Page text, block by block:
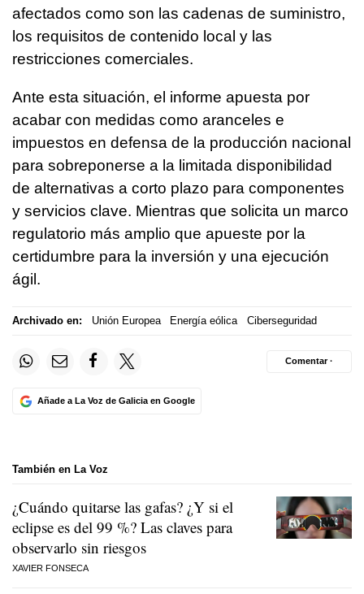
afectados como son las cadenas de suministro,
los requisitos de contenido local y las
restricciones comerciales.
Ante esta situación, el informe apuesta por
acabar con medidas como aranceles e
impuestos en defensa de la producción nacional
para sobreponerse a la limitada disponibilidad
de alternativas a corto plazo para componentes
y servicios clave. Mientras que solicita un marco
regulatorio más amplio que apueste por la
certidumbre para la inversión y una ejecución
ágil.
Archivado en: Unión Europea Energía eólica Ciberseguridad
Añade a La Voz de Galicia en Google
Comentar ·
También en La Voz
¿Cuándo quitarse las gafas? ¿Y si el
eclipse es del 99 %? Las claves para
observarlo sin riesgos
XAVIER FONSECA